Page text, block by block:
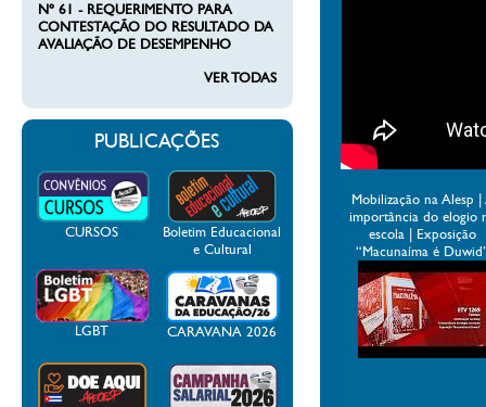
Nº 61 - REQUERIMENTO PARA
CONTESTAÇÃO DO RESULTADO DA
AVALIAÇÃO DE DESEMPENHO
VER TODAS
PUBLICAÇÕES
CURSOS
Boletim Educacional
e Cultural
LGBT CARAVANA 2026
Mobilização na Alesp |
importância do elogio
escola | Exposição
“Macunaíma é